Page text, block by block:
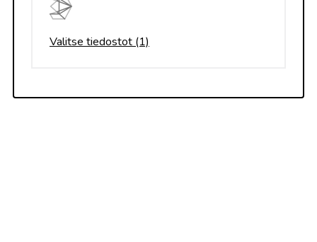
Valitse tiedostot (1)